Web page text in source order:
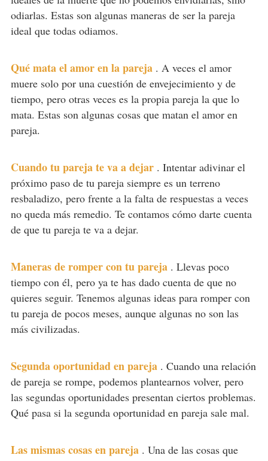
odiarlas. Estas son algunas maneras de ser la pareja
ideal que todas odiamos.
Qué mata el amor en la pareja . A veces el amor
muere solo por una cuestión de envejecimiento y de
tiempo, pero otras veces es la propia pareja la que lo
mata. Estas son algunas cosas que matan el amor en
pareja.
Cuando tu pareja te va a dejar . Intentar adivinar el
próximo paso de tu pareja siempre es un terreno
resbaladizo, pero frente a la falta de respuestas a veces
no queda más remedio. Te contamos cómo darte cuenta
de que tu pareja te va a dejar.
Maneras de romper con tu pareja . Llevas poco
tiempo con él, pero ya te has dado cuenta de que no
quieres seguir. Tenemos algunas ideas para romper con
tu pareja de pocos meses, aunque algunas no son las
más civilizadas.
Segunda oportunidad en pareja . Cuando una relación
de pareja se rompe, podemos plantearnos volver, pero
las segundas oportunidades presentan ciertos problemas.
Qué pasa si la segunda oportunidad en pareja sale mal.
Las mismas cosas en pareja . Una de las cosas que